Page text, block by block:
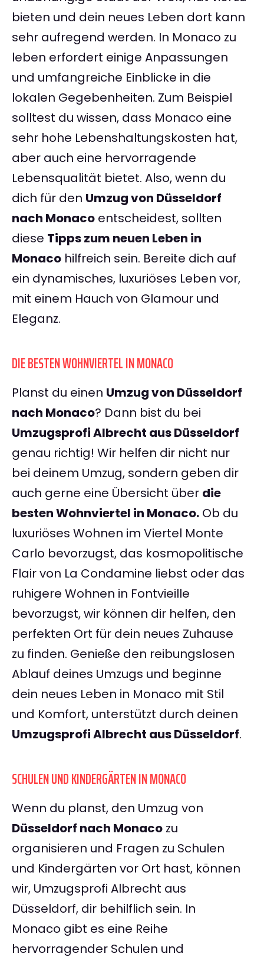
bieten und dein neues Leben dort kann
sehr aufregend werden. In Monaco zu
leben erfordert einige Anpassungen
und umfangreiche Einblicke in die
lokalen Gegebenheiten. Zum Beispiel
solltest du wissen, dass Monaco eine
sehr hohe Lebenshaltungskosten hat,
aber auch eine hervorragende
Lebensqualität bietet. Also, wenn du
dich für den Umzug von Düsseldorf
nach Monaco entscheidest, sollten
diese Tipps zum neuen Leben in
Monaco hilfreich sein. Bereite dich auf
ein dynamisches, luxuriöses Leben vor,
mit einem Hauch von Glamour und
Eleganz.
DIE BESTEN WOHNVIERTEL IN MONACO
Planst du einen Umzug von Düsseldorf
nach Monaco? Dann bist du bei
Umzugsprofi Albrecht aus Düsseldorf
genau richtig! Wir helfen dir nicht nur
bei deinem Umzug, sondern geben dir
auch gerne eine Übersicht über die
besten Wohnviertel in Monaco. Ob du
luxuriöses Wohnen im Viertel Monte
Carlo bevorzugst, das kosmopolitische
Flair von La Condamine liebst oder das
ruhigere Wohnen in Fontvieille
bevorzugst, wir können dir helfen, den
perfekten Ort für dein neues Zuhause
zu finden. Genieße den reibungslosen
Ablauf deines Umzugs und beginne
dein neues Leben in Monaco mit Stil
und Komfort, unterstützt durch deinen
Umzugsprofi Albrecht aus Düsseldorf.
SCHULEN UND KINDERGÄRTEN IN MONACO
Wenn du planst, den Umzug von
Düsseldorf nach Monaco zu
organisieren und Fragen zu Schulen
und Kindergärten vor Ort hast, können
wir, Umzugsprofi Albrecht aus
Düsseldorf, dir behilflich sein. In
Monaco gibt es eine Reihe
hervorragender Schulen und